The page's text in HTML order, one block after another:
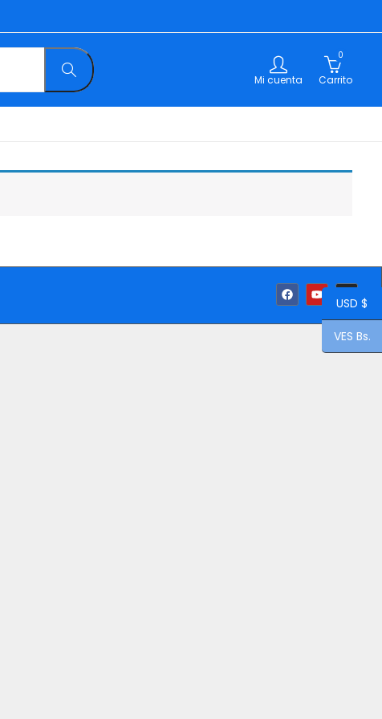
Mi cuenta
0
Carrito
USD $
VES Bs.